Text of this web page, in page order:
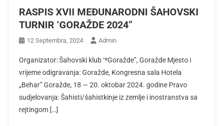
RASPIS XVII MEĐUNARODNI ŠAHOVSKI
TURNIR ‘GORAŽDE 2024”
12 Septembra, 2024 Admin
Organizator: Šahovski klub ‘*Goražde”, Goražde Mjesto i
vrijeme odigravanja: Goražde, Kongresna sala Hotela
„Behar” Goražde, 18 — 20. oktobar 2024. godine Pravo
sudjelovanja: Šahisti/šahistkinje iz zemlje i inostranstva sa
rejtingom […]